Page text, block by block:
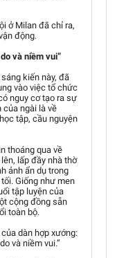
ở Milan đã chỉ ra,
động.
và niềm vui”
kiến này, đã
vào việc tổ chức
nguy cơ tạo ra sự
của ngài là về
tập, cầu nguyện
thoáng qua về
lấp đầy nhà thờ
ảnh ẩn dụ trong
Giống như men
tập luyện của
cộng đồng sẵn
toàn bộ.
dàn hợp xướng:
và niềm vui.”